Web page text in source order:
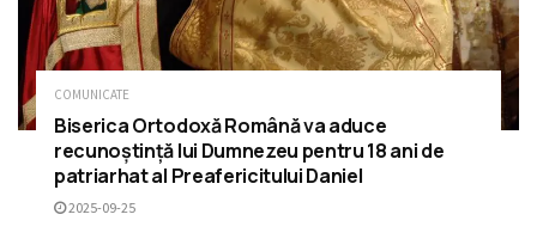
COMUNICATE
Biserica Ortodoxă Română va aduce
recunoștință lui Dumnezeu pentru 18 ani de
patriarhat al Preafericitului Daniel
2025-09-25